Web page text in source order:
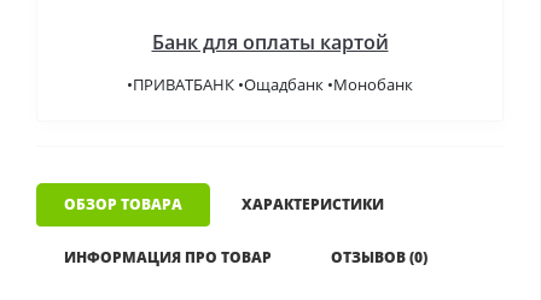
ОБЗОР ТОВАРА ХАРАКТЕРИСТИКИ
ИНФОРМАЦИЯ ПРО ТОВАР ОТЗЫВОВ (0)
Банк для оплаты картой
•ПРИВАТБАНК •Ощадбанк •Монобанк